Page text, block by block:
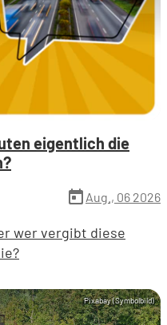
eigentlich die
today Aug., 06 2026
wer vergibt diese
Pixabay (Symbolbild)